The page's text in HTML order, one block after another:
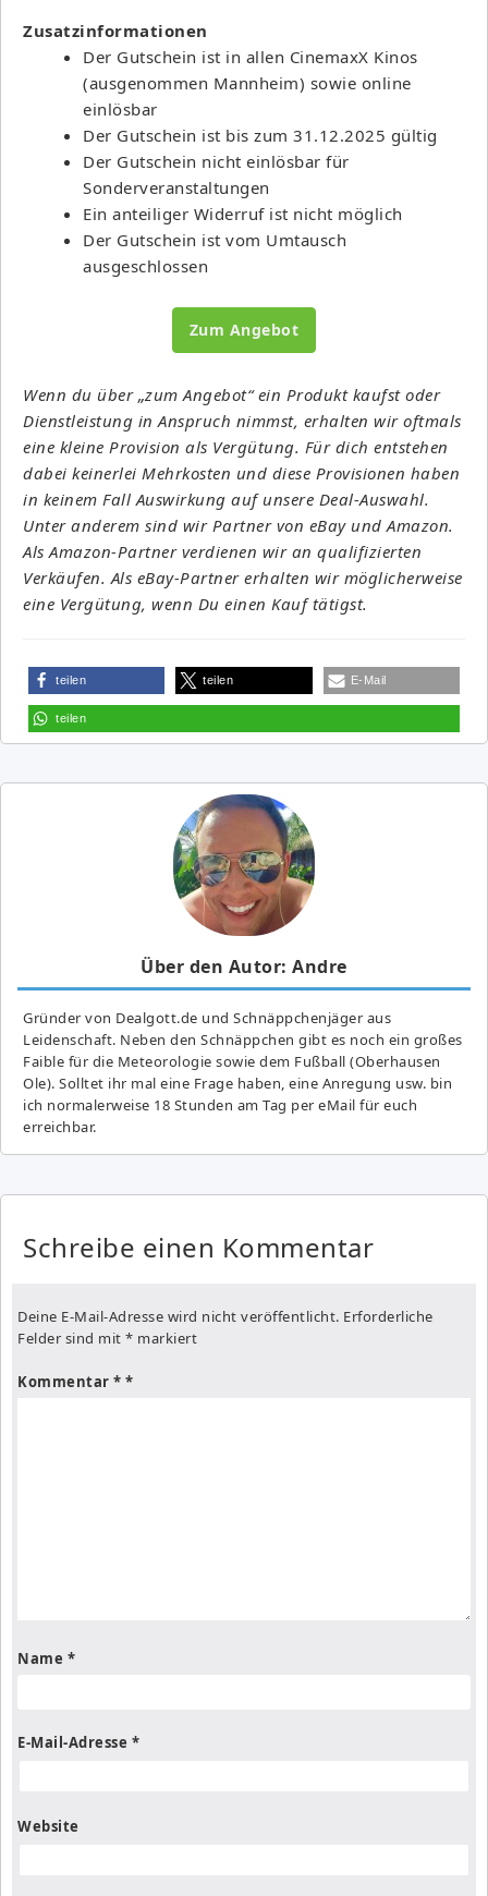
Zusatzinformationen
Der Gutschein ist in allen CinemaxX Kinos
(ausgenommen Mannheim) sowie online
einlösbar
Der Gutschein ist bis zum 31.12.2025 gültig
Der Gutschein nicht einlösbar für
Sonderveranstaltungen
Ein anteiliger Widerruf ist nicht möglich
Der Gutschein ist vom Umtausch
ausgeschlossen
Zum Angebot
Wenn du über „zum Angebot“ ein Produkt kaufst oder
Dienstleistung in Anspruch nimmst, erhalten wir oftmals
eine kleine Provision als Vergütung. Für dich entstehen
dabei keinerlei Mehrkosten und diese Provisionen haben
in keinem Fall Auswirkung auf unsere Deal-Auswahl.
Unter anderem sind wir Partner von eBay und Amazon.
Als Amazon-Partner verdienen wir an qualifizierten
Verkäufen. Als eBay-Partner erhalten wir möglicherweise
eine Vergütung, wenn Du einen Kauf tätigst.
teilen teilen E-Mail
teilen
Über den Autor: Andre
Gründer von Dealgott.de und Schnäppchenjäger aus
Leidenschaft. Neben den Schnäppchen gibt es noch ein großes
Fai­ble für die Meteorologie sowie dem Fußball (Oberhausen
Ole). Solltet ihr mal eine Frage haben, eine Anregung usw. bin
ich normalerweise 18 Stunden am Tag per eMail für euch
erreichbar.
Schreibe einen Kommentar
Deine E-Mail-Adresse wird nicht veröffentlicht. Erforderliche
Felder sind mit * markiert
Kommentar *
Name *
E-Mail-Adresse *
Website